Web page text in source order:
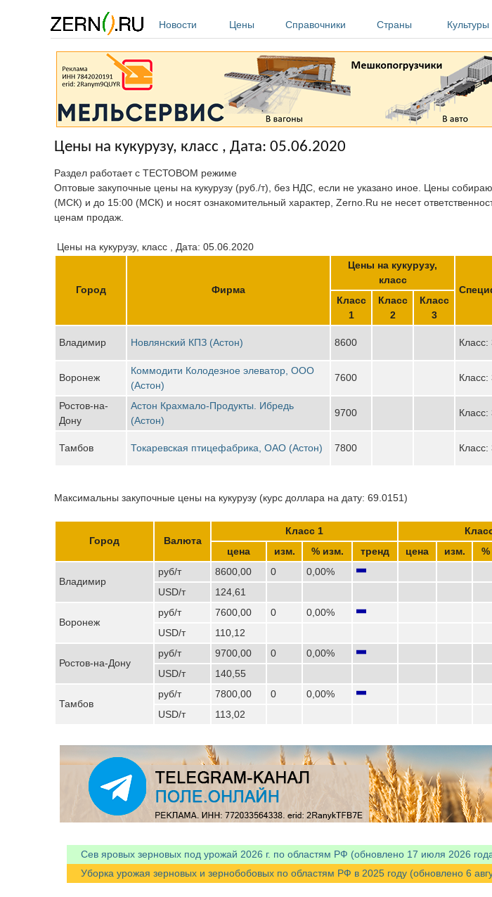
Новости
Цены Справочники Страны Культуры
Цены на кукурузу, класс , Дата: 05.06.2020
Раздел работает с ТЕСТОВОМ режиме
Оптовые закупочные цены на кукурузу (руб./т), без НДС, если не указано иное. Цены
(МСК) и до 15:00 (МСК) и носят ознакомительный характер, Zerno.Ru не несет
ценам продаж.
Цены на кукурузу, класс , Дата: 05.06.2020
Город Фирма
Цены на кукурузу,
класс
Класс
1
Класс
2
Класс
3
Владимир Новлянский КПЗ (Астон) 8600 Класс:
Воронеж
Коммодити Колодезное элеватор, ООО
(Астон)
7600 Класс:
Ростов-на-
Дону
Астон Крахмало-Продукты. Ибредь
(Астон)
9700 Класс:
Тамбов Токаревская птицефабрика, ОАО (Астон) 7800 Класс:
Максимальны закупочные цены на кукурузу (курс доллара на дату: 69.0151)
Город Валюта
Класс 1
цена
изм. % изм. тренд цена изм.
Владимир
руб/т 8600,00 0
0,00%
USD/т
124,61
Воронеж
руб/т 7600,00 0
0,00%
USD/т
110,12
Ростов-на-Дону
руб/т 9700,00 0
0,00%
USD/т
140,55
Тамбов
руб/т 7800,00 0
0,00%
USD/т
113,02
Сев яровых зерновых под урожай 2026 г. по областям РФ (обновлено 17 июля 2026
Уборка урожая зерновых и зернобобовых по областям РФ в 2025 году (обновлено 6